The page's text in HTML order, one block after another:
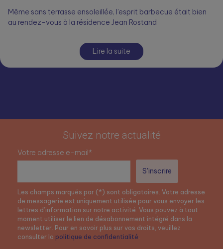
Même sans terrasse ensoleillée, l’esprit barbecue était bien
au rendez-vous à la résidence Jean Rostand
Lire la suite
Suivez notre actualité
Votre adresse e-mail*
Les champs marqués par (*) sont obligatoires. Votre adresse
de messagerie est uniquement utilisée pour vous envoyer les
lettres d’information sur notre activité. Vous pouvez à tout
moment utiliser le lien de désabonnement intégré dans la
newsletter. Pour en savoir plus sur vos droits, veuillez
consulter la politique de confidentialité